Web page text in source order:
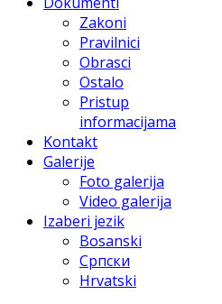
Zakoni
Pravilnici
Obrasci
Ostalo
Pristup
informacijama
Kontakt
Galerije
Foto galerija
Video galerija
Izaberi jezik
Bosanski
Српски
Hrvatski